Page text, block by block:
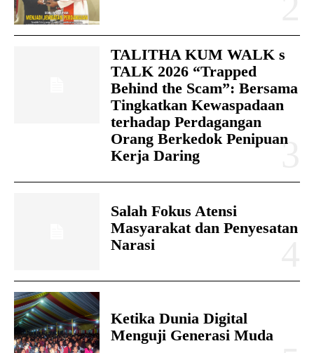
TALITHA KUM WALK s
TALK 2026 “Trapped
Behind the Scam”: Bersama
Tingkatkan Kewaspadaan
terhadap Perdagangan
Orang Berkedok Penipuan
Kerja Daring
Salah Fokus Atensi
Masyarakat dan Penyesatan
Narasi
Ketika Dunia Digital
Menguji Generasi Muda